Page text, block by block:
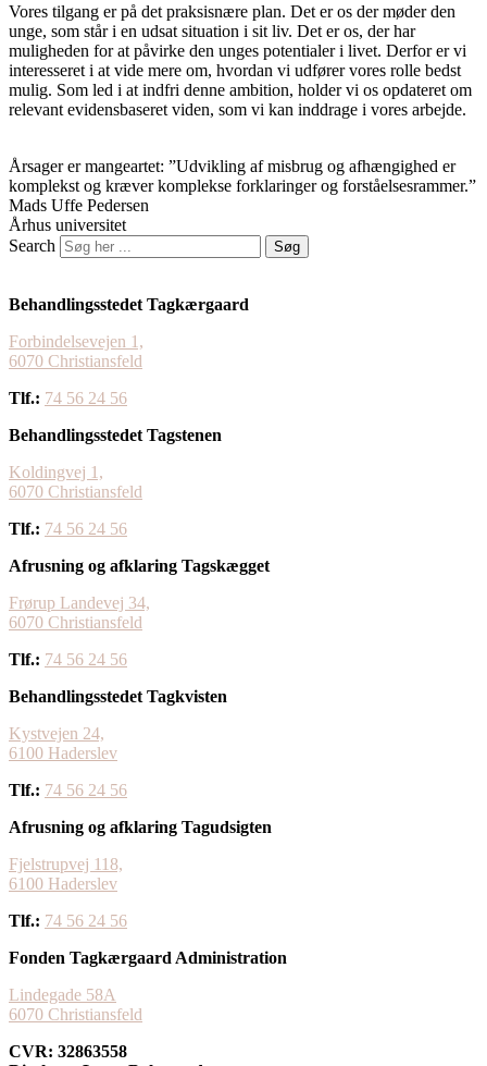
Vores tilgang er på det praksisnære plan. Det er os der møder den
unge, som står i en udsat situation i sit liv. Det er os, der har
muligheden for at påvirke den unges potentialer i livet. Derfor er vi
interesseret i at vide mere om, hvordan vi udfører vores rolle bedst
mulig. Som led i at indfri denne ambition, holder vi os opdateret om
relevant evidensbaseret viden, som vi kan inddrage i vores arbejde.​
Årsager er mangeartet: ”Udvikling af misbrug og afhængighed er
komplekst og kræver komplekse forklaringer og forståelsesrammer.”
Mads Uffe Pedersen
Århus universitet
Search
Søg
Behandlingsstedet Tagkærgaard
Forbindelsevejen 1,
6070 Christiansfeld
Tlf.: 74 56 24 56
Behandlingsstedet Tagstenen
Koldingvej 1,
​6070 Christiansfeld
Tlf.: 74 56 24 56
Afrusning og afklaring Tagskægget
Frørup Landevej 34,
6070 Christiansfeld
Tlf.: 74 56 24 56
Behandlingsstedet Tagkvisten
Kystvejen 24,
​6100 Haderslev
Tlf.: 74 56 24 56
Afrusning og afklaring Tagudsigten
Fjelstrupvej 118,
​6100 Haderslev
Tlf.: 74 56 24 56
Fonden Tagkærgaard Administration
Lindegade 58A
6070 Christiansfeld
CVR: 32863558